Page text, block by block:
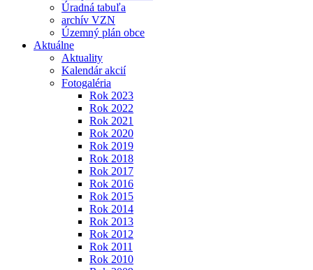
Úradná tabuľa
archív VZN
Územný plán obce
Aktuálne
Aktuality
Kalendár akcií
Fotogaléria
Rok 2023
Rok 2022
Rok 2021
Rok 2020
Rok 2019
Rok 2018
Rok 2017
Rok 2016
Rok 2015
Rok 2014
Rok 2013
Rok 2012
Rok 2011
Rok 2010